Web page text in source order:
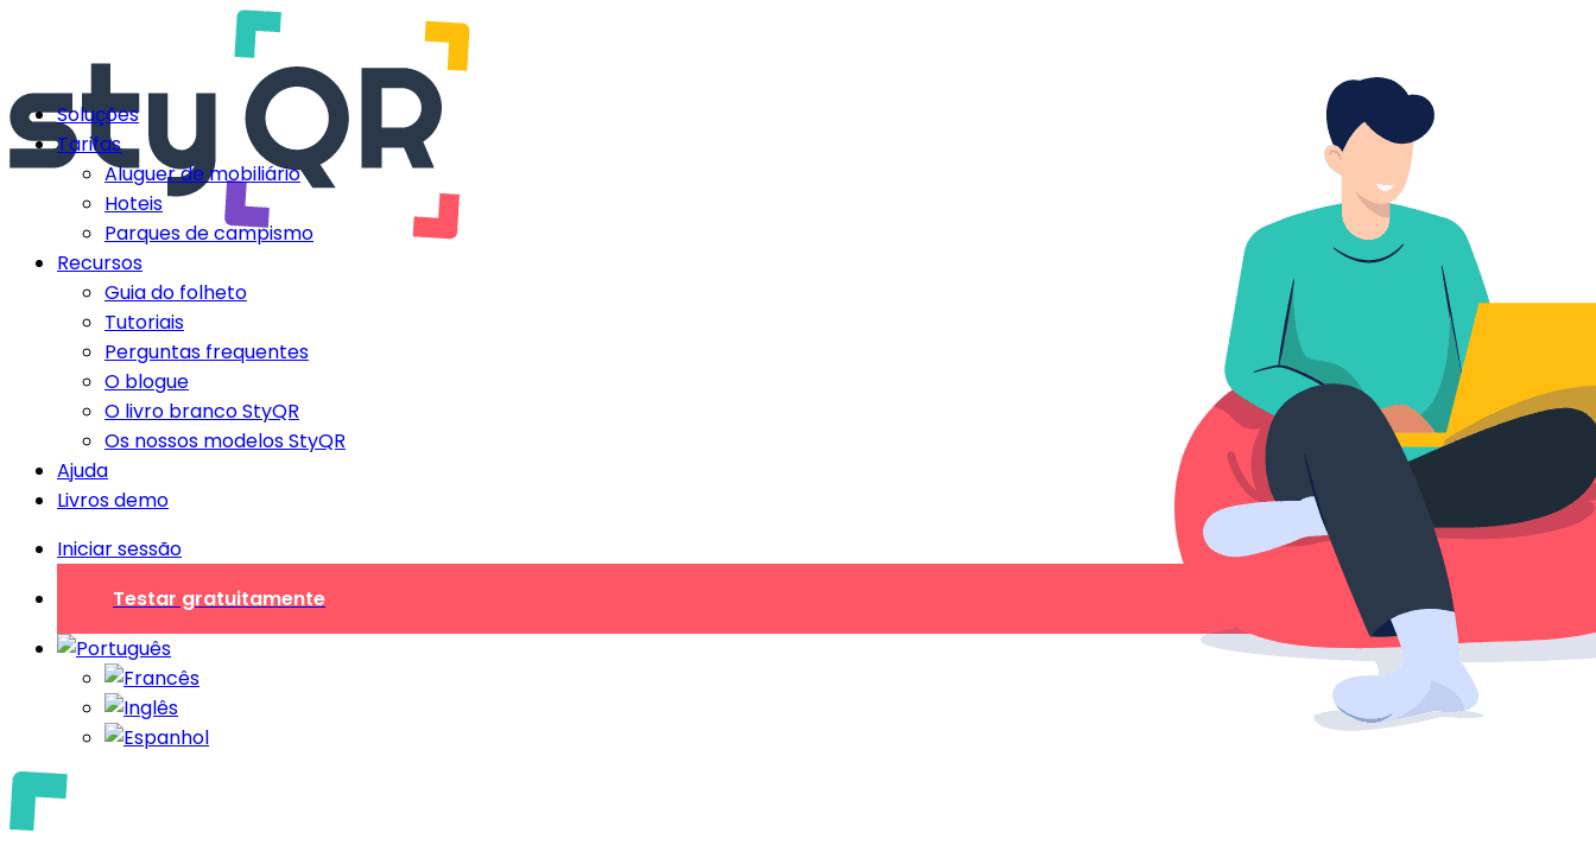
Soluções
Tarifas
Aluguer de mobiliário
Hoteis
Parques de campismo
Recursos
Guia do folheto
Tutoriais
Perguntas frequentes
O blogue
O livro branco StyQR
Os nossos modelos StyQR
Ajuda
Livros demo
Iniciar sessão
Testar gratuitamente